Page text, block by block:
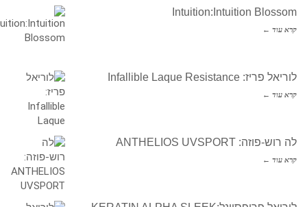
Intuition:Intuition Blossom
קרא עוד ←
לוריאל פריז: Infallible Laque Resistance
קרא עוד ←
לה רוש-פוזה: ANTHELIOS UVSPORT
קרא עוד ←